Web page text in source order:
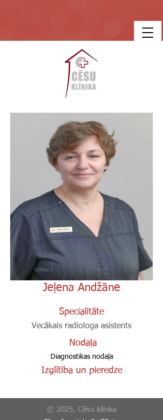
Jeļena Andžāne
Specialitāte
Vecākais radiologa asistents
Nodaļa
Diagnostikas nodaļa
Izglītība un pieredze
© 2025, Cēsu klīnika